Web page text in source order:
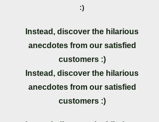
:)
Instead, discover the hilarious
anecdotes from our satisfied
customers :)
Instead, discover the hilarious
anecdotes from our satisfied
customers :)